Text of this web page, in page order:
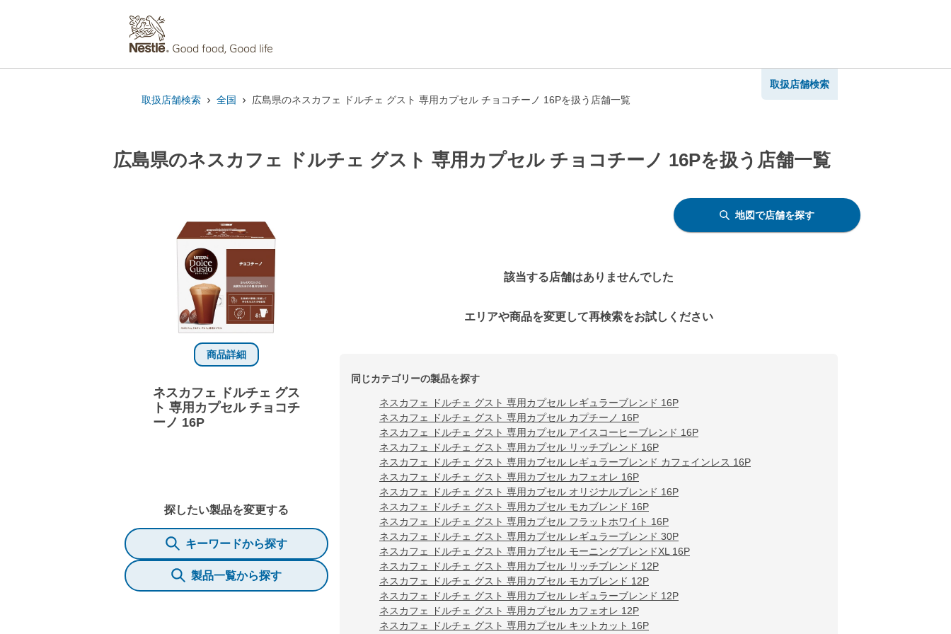
取扱店舗検索 全国 広島県のネスカフェ ドルチェ グスト 専用カプセル チョコチーノ 16Pを扱う店舗一覧
取扱店舗検索
広島県のネスカフェ ドルチェ グスト 専用カプセル チョコチーノ 16Pを扱う店舗一覧
商品詳細
ネスカフェ ドルチェ グス
ト 専用カプセル チョコチ
ーノ 16P
探したい製品を変更する
キーワードから探す
製品一覧から探す
地図で店舗を探す
該当する店舗はありませんでした
エリアや商品を変更して再検索をお試しください
同じカテゴリーの製品を探す
ネスカフェ ドルチェ グスト 専用カプセル レギュラーブレンド 16P
ネスカフェ ドルチェ グスト 専用カプセル カプチーノ 16P
ネスカフェ ドルチェ グスト 専用カプセル アイスコーヒーブレンド 16P
ネスカフェ ドルチェ グスト 専用カプセル リッチブレンド 16P
ネスカフェ ドルチェ グスト 専用カプセル レギュラーブレンド カフェインレス 16P
ネスカフェ ドルチェ グスト 専用カプセル カフェオレ 16P
ネスカフェ ドルチェ グスト 専用カプセル オリジナルブレンド 16P
ネスカフェ ドルチェ グスト 専用カプセル モカブレンド 16P
ネスカフェ ドルチェ グスト 専用カプセル フラットホワイト 16P
ネスカフェ ドルチェ グスト 専用カプセル レギュラーブレンド 30P
ネスカフェ ドルチェ グスト 専用カプセル モーニングブレンドXL 16P
ネスカフェ ドルチェ グスト 専用カプセル リッチブレンド 12P
ネスカフェ ドルチェ グスト 専用カプセル モカブレンド 12P
ネスカフェ ドルチェ グスト 専用カプセル レギュラーブレンド 12P
ネスカフェ ドルチェ グスト 専用カプセル カフェオレ 12P
ネスカフェ ドルチェ グスト 専用カプセル キットカット 16P